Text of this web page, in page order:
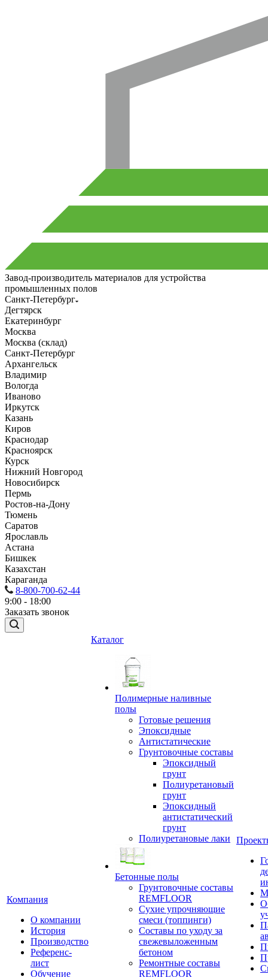
Завод-производитель материалов для устройства
промышленных полов
Санкт-Петербург
Дегтярск
Екатеринбург
Москва
Москва (склад)
Санкт-Петербург
Архангельск
Владимир
Вологда
Иваново
Иркутск
Казань
Киров
Краснодар
Красноярск
Курск
Нижний Новгород
Новосибирск
Пермь
Ростов-на-Дону
Тюмень
Саратов
Ярославль
Астана
Бишкек
Казахстан
Караганда
8-800-700-62-44
9:00 - 18:00
Заказать звонок
Компания
О компании
История
Производство
Референс-
лист
Обучение
Каталог
Полимерные наливные
полы
Готовые решения
Эпоксидные
Антистатические
Грунтовочные составы
Эпоксидный
грунт
Полиуретановый
грунт
Эпоксидный
антистатический
грунт
Полиуретановые лаки
Бетонные полы
Грунтовочные составы
REMFLOOR
Сухие упрочняющие
смеси (топпинги)
Составы по уходу за
свежевыложенным
бетоном
Ремонтные составы
REMFLOOR